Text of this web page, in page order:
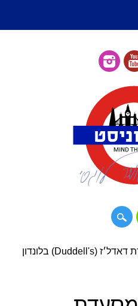
[סקירת וידאו] מסעדת דאדל׳ז (Duddell's) בלונדון